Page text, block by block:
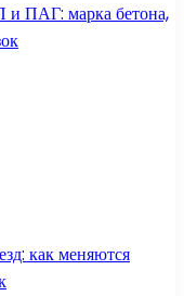
и ПАГ: марка бетона,
как меняются